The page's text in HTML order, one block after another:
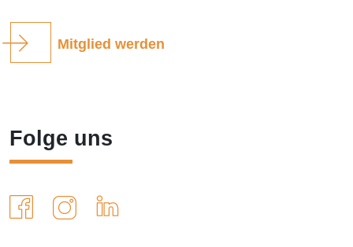
Mitglied werden
Folge uns